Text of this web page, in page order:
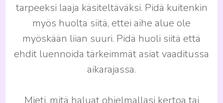
tarpeeksi laaja käsiteltäväksi. Pidä kuitenkin
myös huolta siitä, ettei aihe alue ole
myöskään liian suuri. Pidä huoli siitä että
ehdit luennoida tärkeimmät asiat vaaditussa
aikarajassa.